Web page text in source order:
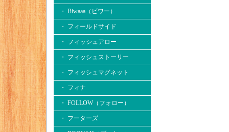
・ Biwaaa（ビワー）
・ フィールドサイド
・ フィッシュアロー
・ フィッシュストーリー
・ フィッシュマグネット
・ フィナ
・ FOLLOW（フォロー）
・ フーターズ